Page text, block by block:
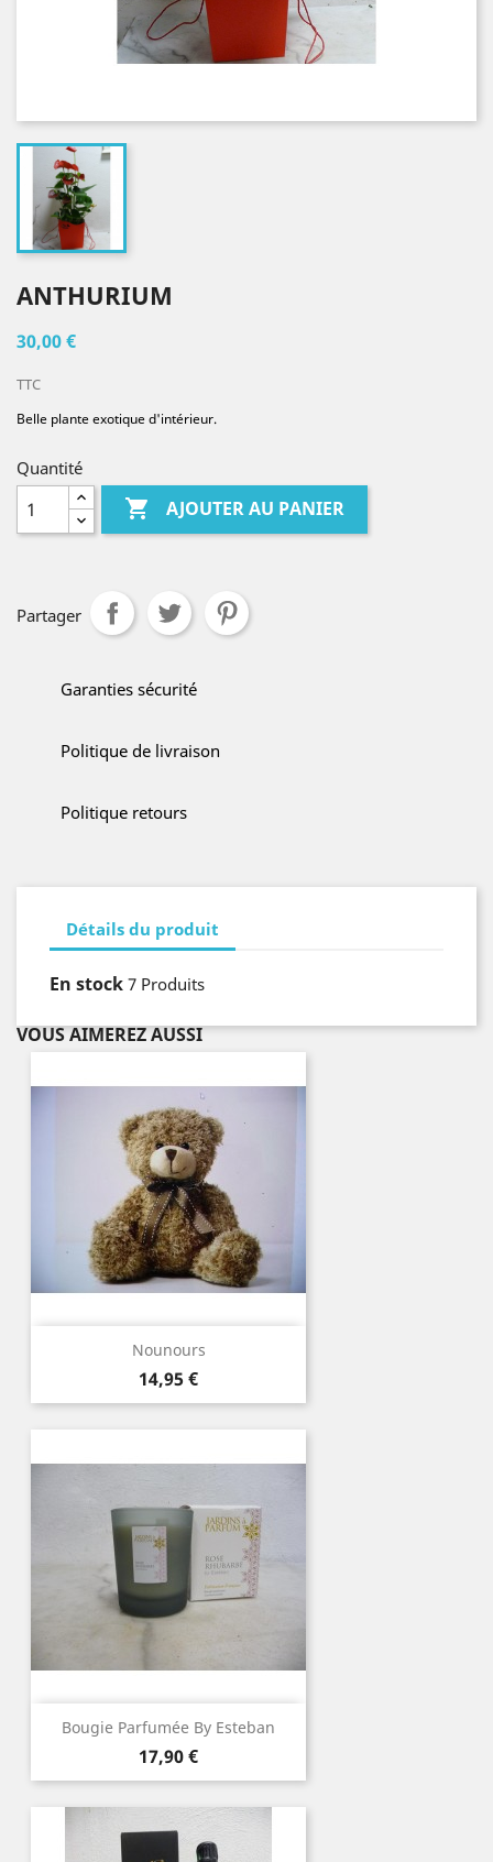
ANTHURIUM
30,00 €
TTC
Belle plante exotique d'intérieur.
Quantité
 AJOUTER AU PANIER
Partager
Garanties sécurité
Politique de livraison
Politique retours
Détails du produit
En stock 7 Produits
VOUS AIMEREZ AUSSI
Nounours
Prix
14,95 €
Bougie Parfumée By Esteban
Prix
17,90 €